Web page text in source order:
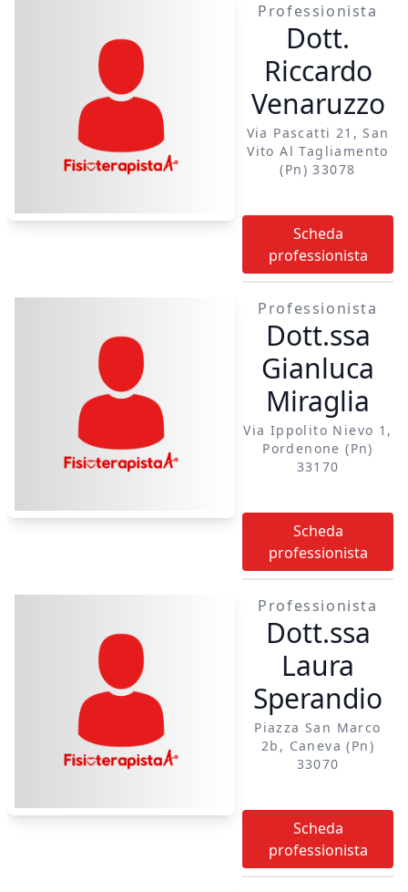
Professionista
Dott.
Riccardo
Venaruzzo
Via Pascatti 21, San
Vito Al Tagliamento
(pn) 33078
Scheda
professionista
Professionista
Dott.ssa
Gianluca
Miraglia
Via Ippolito Nievo 1,
Pordenone (pn)
33170
Scheda
professionista
Professionista
Dott.ssa
Laura
Sperandio
Piazza San Marco
2b, Caneva (pn)
33070
Scheda
professionista